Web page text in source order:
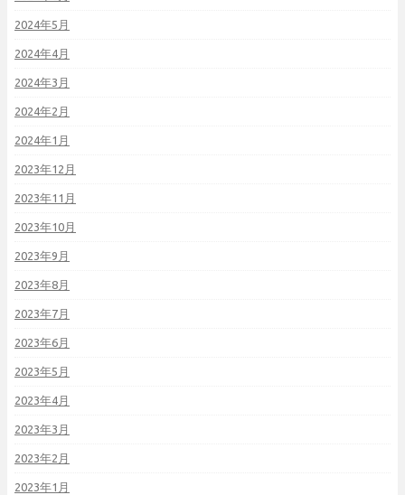
2024年5月
2024年4月
2024年3月
2024年2月
2024年1月
2023年12月
2023年11月
2023年10月
2023年9月
2023年8月
2023年7月
2023年6月
2023年5月
2023年4月
2023年3月
2023年2月
2023年1月